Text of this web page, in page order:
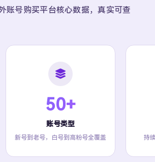
账号购买平台核心数据，真实可查
50+
账号类型
新号到老号，白号到高粉号全覆盖 持